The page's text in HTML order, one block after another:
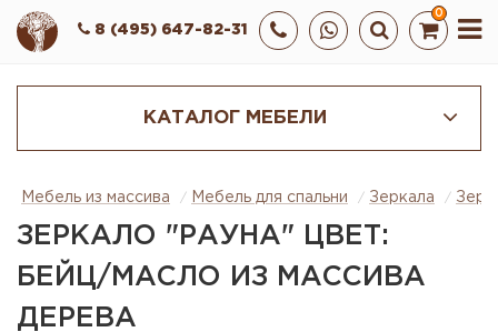
0
8 (495) 647-82-31
КАТАЛОГ МЕБЕЛИ
Мебель из массива Мебель для спальни Зеркала
ЗЕРКАЛО "РАУНА" ЦВЕТ:
БЕЙЦ/МАСЛО ИЗ МАССИВА
ДЕРЕВА